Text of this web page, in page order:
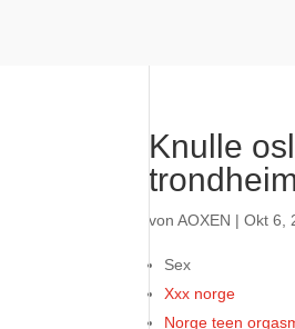
Knulle
trondheim
vonAOXEN |Okt 6,
Sex
Xxx norge
Norge teen